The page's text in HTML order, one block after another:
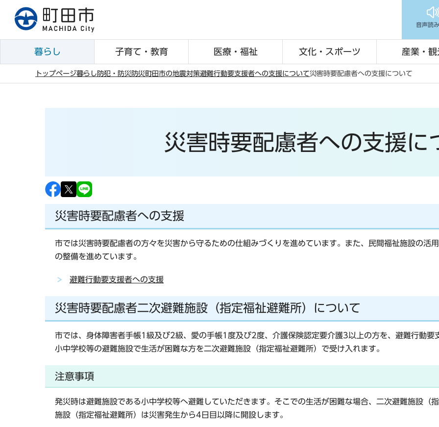
先
音声読
暮らし 子育て・教育 医療・福祉 文化・スポーツ 産業・観
トップページ暮らし 防犯・防災 防災 町田市の地震対策避難行動要支援者への支援について災害時要配慮者への支援について
災害時要配慮者への支援に
災害時要配慮者への支援
市では災害時要配慮者の方々を災害から守るための仕組みづくりを進めています。また、民間福祉施設の活
の整備を進めています。
避難行動要支援者への支援
災害時要配慮者二次避難施設（指定福祉避難所）について
市では、身体障害者手帳1級及び2級、愛の手帳1度及び2度、介護保険認定要介護3以上の方を、避難行動要
小中学校等の避難施設で生活が困難な方を二次避難施設（指定福祉避難所）で受け入れます。
注意事項
発災時は避難施設である小中学校等へ避難していただきます。そこでの生活が困難な場合、二次避難施設（
施設（指定福祉避難所）は災害発生から4日目以降に開設します。